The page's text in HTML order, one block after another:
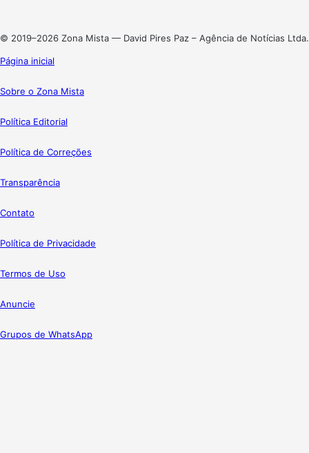
© 2019–2026 Zona Mista — David Pires Paz – Agência de Notícias Ltda.
Página inicial
Sobre o Zona Mista
Política Editorial
Política de Correções
Transparência
Contato
Política de Privacidade
Termos de Uso
Anuncie
Grupos de WhatsApp